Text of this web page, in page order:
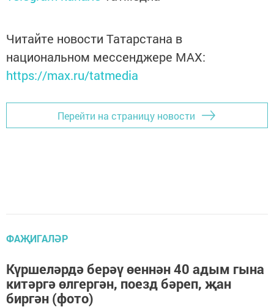
Читайте новости Татарстана в
национальном мессенджере MАХ:
https://max.ru/tatmedia
Перейти на страницу новости
ФАҖИГАЛӘР
Күршеләрдә берәү өеннән 40 адым гына
китәргә өлгергән, поезд бәреп, җан
биргән (фото)